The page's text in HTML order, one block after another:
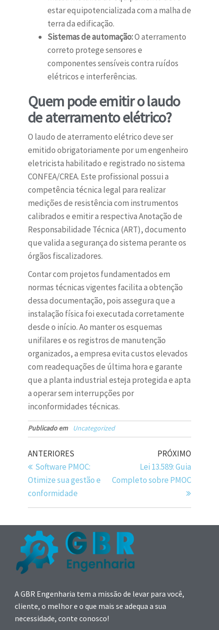
estar equipotencializada com a malha de
terra da edificação.
Sistemas de automação:O aterramento
correto protege sensores e
componentes sensíveis contra ruídos
elétricos e interferências.
Quem pode emitir o laudo
de aterramento elétrico?
O laudo de aterramento elétrico deve ser
emitido obrigatoriamente por um engenheiro
eletricista habilitado e registrado no sistema
CONFEA/CREA. Este profissional possui a
competência técnica legal para realizar
medições de resistência com instrumentos
calibrados e emitir a respectiva Anotação de
Responsabilidade Técnica (ART), documento
que valida a segurança do sistema perante os
órgãos fiscalizadores.
Contar com projetos fundamentados em
normas técnicas vigentes facilita a obtenção
dessa documentação, pois assegura que a
instalação física foi executada corretamente
desde o início. Ao manter os esquemas
unifilares e os registros de manutenção
organizados, a empresa evita custos elevados
com readequações de última hora e garante
que a planta industrial esteja protegida e apta
a operar sem interrupções por
inconformidades técnicas.
Publicado em Uncategorized
ANTERIORES
Software PMOC:
Otimize sua gestão e
conformidade
PRÓXIMO
Lei 13.589: Guia
Completo sobre PMOC
A GBR Engenharia tem a missão de levar para você,
cliente, o melhor e o que mais se adequa a sua
necessidade, conte conosco!